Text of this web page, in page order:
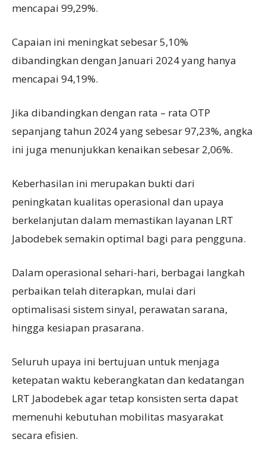
mencapai 99,29%.
Capaian ini meningkat sebesar 5,10%
dibandingkan dengan Januari 2024 yang hanya
mencapai 94,19%.
Jika dibandingkan dengan rata – rata OTP
sepanjang tahun 2024 yang sebesar 97,23%, angka
ini juga menunjukkan kenaikan sebesar 2,06%.
Keberhasilan ini merupakan bukti dari
peningkatan kualitas operasional dan upaya
berkelanjutan dalam memastikan layanan LRT
Jabodebek semakin optimal bagi para pengguna.
Dalam operasional sehari-hari, berbagai langkah
perbaikan telah diterapkan, mulai dari
optimalisasi sistem sinyal, perawatan sarana,
hingga kesiapan prasarana.
Seluruh upaya ini bertujuan untuk menjaga
ketepatan waktu keberangkatan dan kedatangan
LRT Jabodebek agar tetap konsisten serta dapat
memenuhi kebutuhan mobilitas masyarakat
secara efisien.